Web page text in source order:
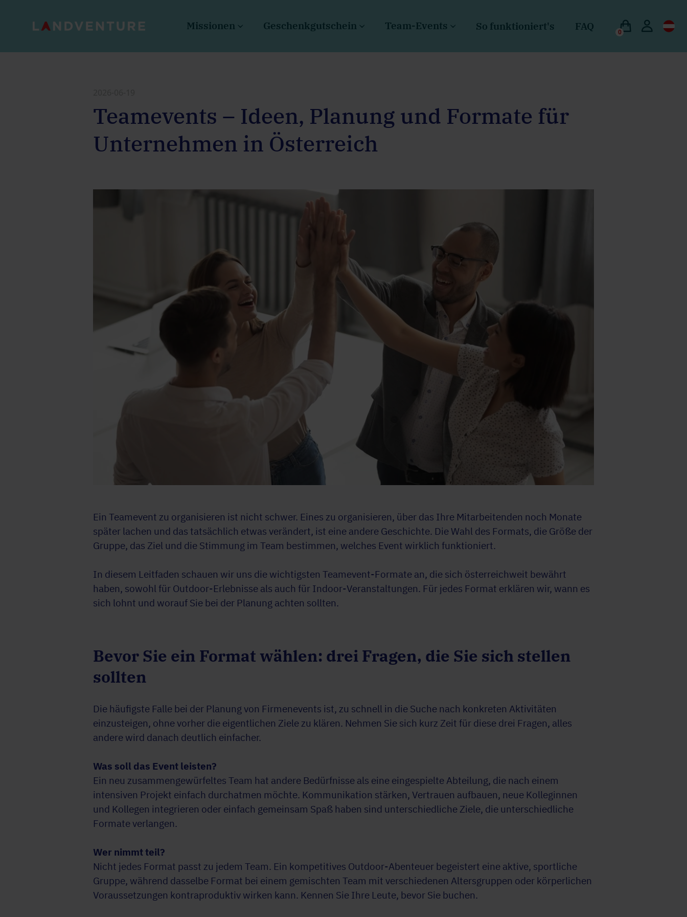
Missionen Geschenkgutschein Team-Events So funktioniert's FAQ 0
Teamevents – Ideen, Planung und Formate für
Unternehmen in Österreich
Ein Teamevent zu organisieren ist nicht schwer. Eines zu organisieren, über das Ihre Mitarbeitenden noch Monate
später lachen und das tatsächlich etwas verändert, ist eine andere Geschichte. Die Wahl des Formats, die Größe der
Gruppe, das Ziel und die Stimmung im Team bestimmen, welches Event wirklich funktioniert.
In diesem Leitfaden schauen wir uns die wichtigsten Teamevent-Formate an, die sich österreichweit bewährt
haben, sowohl für Outdoor-Erlebnisse als auch für Indoor-Veranstaltungen. Für jedes Format erklären wir, wann es
sich lohnt und worauf Sie bei der Planung achten sollten.
Bevor Sie ein Format wählen: drei Fragen, die Sie sich stellen
sollten
Die häufigste Falle bei der Planung von Firmenevents ist, zu schnell in die Suche nach konkreten Aktivitäten
einzusteigen, ohne vorher die eigentlichen Ziele zu klären. Nehmen Sie sich kurz Zeit für diese drei Fragen, alles
andere wird danach deutlich einfacher.
Was soll das Event leisten?
Ein neu zusammengewürfeltes Team hat andere Bedürfnisse als eine eingespielte Abteilung, die nach einem
intensiven Projekt einfach durchatmen möchte. Kommunikation stärken, Vertrauen aufbauen, neue Kolleginnen
und Kollegen integrieren oder einfach gemeinsam Spaß haben sind unterschiedliche Ziele, die unterschiedliche
Formate verlangen.
Wer nimmt teil?
Nicht jedes Format passt zu jedem Team. Ein kompetitives Outdoor-Abenteuer begeistert eine aktive, sportliche
Gruppe, während dasselbe Format bei einem gemischten Team mit verschiedenen Altersgruppen oder körperlichen
Voraussetzungen kontraproduktiv wirken kann. Kennen Sie Ihre Leute, bevor Sie buchen.